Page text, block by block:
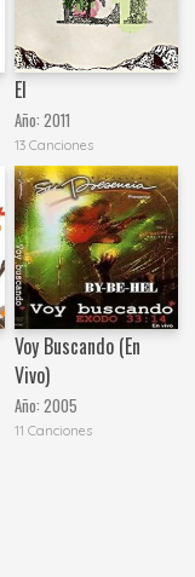
El
Año:2011
13 Canciones
Voy Buscando (En
Vivo)
Año:2005
11 Canciones